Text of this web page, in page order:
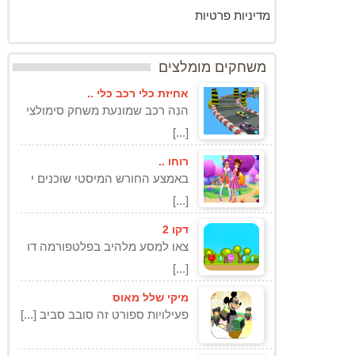
מדיניות פרטיות
משחקים מומלצים
אחיזת כלי רכב כלי ..
הנה רכב שמונעת משחק סימולצי
[...]
רוחו ..
באמצע החורש המיסטי שוכנים י
[...]
דקו 2
צאו למסע מלהיב בפלטפורמה דו
[...]
מיקי שלל מאוס
פעילויות ספורט זה סובב סביב [...]